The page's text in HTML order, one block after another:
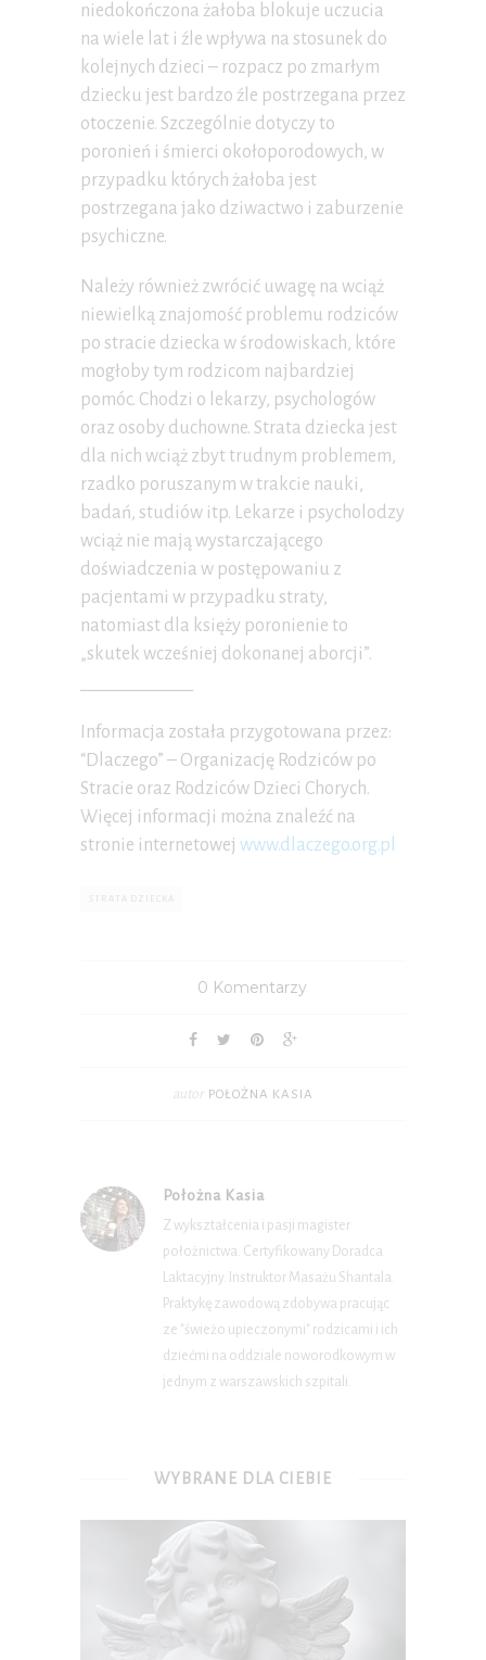
niedokończona żałoba blokuje uczucia
na wiele lat i źle wpływa na stosunek do
kolejnych dzieci – rozpacz po zmarłym
dziecku jest bardzo źle postrzegana przez
otoczenie. Szczególnie dotyczy to
poronień i śmierci okołoporodowych, w
przypadku których żałoba jest
postrzegana jako dziwactwo i zaburzenie
psychiczne.
Należy również zwrócić uwagę na wciąż
niewielką znajomość problemu rodziców
po stracie dziecka w środowiskach, które
mogłoby tym rodzicom najbardziej
pomóc. Chodzi o lekarzy, psychologów
oraz osoby duchowne. Strata dziecka jest
dla nich wciąż zbyt trudnym problemem,
rzadko poruszanym w trakcie nauki,
badań, studiów itp. Lekarze i psycholodzy
wciąż nie mają wystarczającego
doświadczenia w postępowaniu z
pacjentami w przypadku straty,
natomiast dla księży poronienie to
„skutek wcześniej dokonanej aborcji”.
Informacja została przygotowana przez:
“Dlaczego” – Organizację Rodziców po
Stracie oraz Rodziców Dzieci Chorych.
Więcej informacji można znaleźć na
stronie internetowej www.dlaczego.org.pl
STRATA DZIECKA
0 Komentarzy
autor POŁOŻNA KASIA
Położna Kasia
Z wykształcenia i pasji magister
położnictwa. Certyfikowany Doradca
Laktacyjny. Instruktor Masażu Shantala.
Praktykę zawodową zdobywa pracując
ze "świeżo upieczonymi" rodzicami i ich
dziećmi na oddziale noworodkowym w
jednym z warszawskich szpitali.
WYBRANE DLA CIEBIE